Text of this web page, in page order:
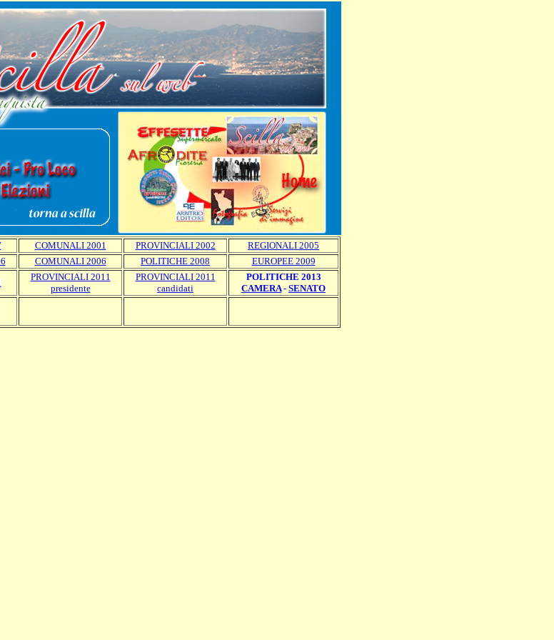
COMUNALI 2001 PROVINCIALI 2002
REGIONALI 2005
COMUNALI 2006 POLITICHE 2008
EUROPEE 2009
PROVINCIALI 2011
presidente
PROVINCIALI 2011
candidati
POLITICHE 2013
CAMERA- SENATO